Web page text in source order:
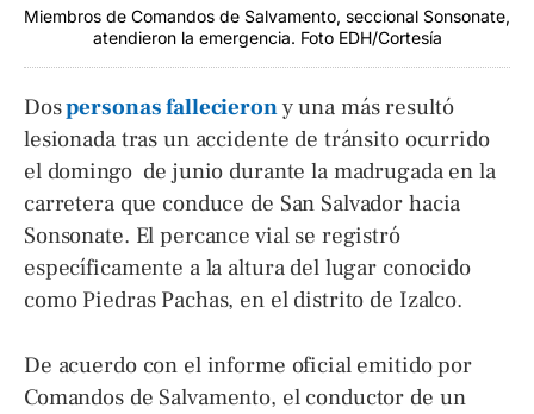
Miembros de Comandos de Salvamento, seccional Sonsonate,
atendieron la emergencia. Foto EDH/Cortesía
Dospersonas fallecierony una más resultó
lesionada tras un accidente de tránsito ocurrido
el domingo de junio durante la madrugada en la
carretera que conduce de San Salvador hacia
Sonsonate. El percance vial se registró
específicamente a la altura del lugar conocido
como Piedras Pachas, en el distrito de Izalco.
De acuerdo con el informe oficial emitido por
Comandos de Salvamento, el conductor de un